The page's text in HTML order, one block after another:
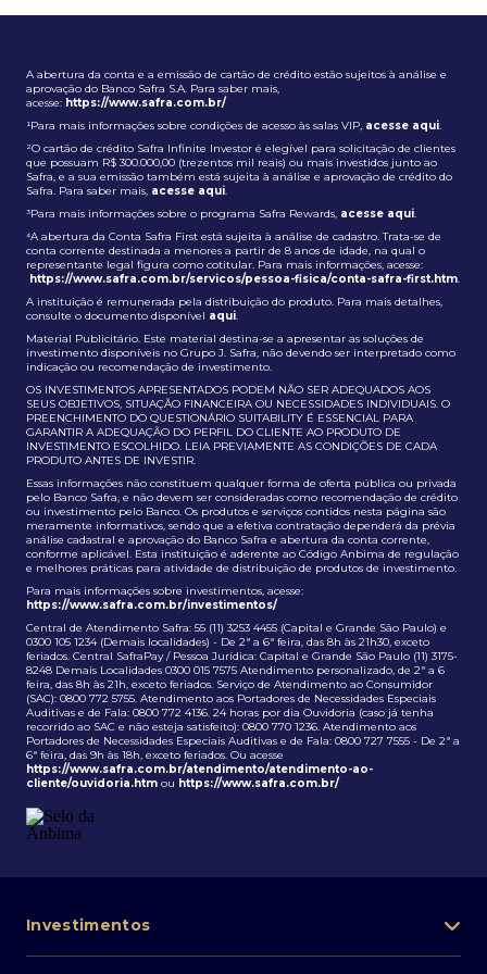
A abertura da conta e a emissão de cartão de crédito estão sujeitos à análise e
aprovação do Banco Safra S.A. Para saber mais,
acesse: https://www.safra.com.br/
¹Para mais informações sobre condições de acesso às salas VIP, acesse aqui.
²O cartão de crédito Safra Infinite Investor é elegível para solicitação de clientes
que possuam R$ 300.000,00 (trezentos mil reais) ou mais investidos junto ao
Safra, e a sua emissão também está sujeita à análise e aprovação de crédito do
Safra. Para saber mais, acesse aqui.
³Para mais informações sobre o programa Safra Rewards, acesse aqui.
⁴A abertura da Conta Safra First está sujeita à análise de cadastro. Trata-se de
conta corrente destinada a menores a partir de 8 anos de idade, na qual o
representante legal figura como cotitular. Para mais informações, acesse:
https://www.safra.com.br/servicos/pessoa-fisica/conta-safra-first.htm.
A instituição é remunerada pela distribuição do produto. Para mais detalhes,
consulte o documento disponível aqui.
Material Publicitário. Este material destina-se a apresentar as soluções de
investimento disponíveis no Grupo J. Safra, não devendo ser interpretado como
indicação ou recomendação de investimento.
OS INVESTIMENTOS APRESENTADOS PODEM NÃO SER ADEQUADOS AOS
SEUS OBJETIVOS, SITUAÇÃO FINANCEIRA OU NECESSIDADES INDIVIDUAIS. O
PREENCHIMENTO DO QUESTIONÁRIO SUITABILITY É ESSENCIAL PARA
GARANTIR A ADEQUAÇÃO DO PERFIL DO CLIENTE AO PRODUTO DE
INVESTIMENTO ESCOLHIDO. LEIA PREVIAMENTE AS CONDIÇÕES DE CADA
PRODUTO ANTES DE INVESTIR.
Essas informações não constituem qualquer forma de oferta pública ou privada
pelo Banco Safra, e não devem ser consideradas como recomendação de crédito
ou investimento pelo Banco. Os produtos e serviços contidos nesta página são
meramente informativos, sendo que a efetiva contratação dependerá da prévia
análise cadastral e aprovação do Banco Safra e abertura da conta corrente,
conforme aplicável. Esta instituição é aderente ao Código Anbima de regulação
e melhores práticas para atividade de distribuição de produtos de investimento.
Para mais informações sobre investimentos, acesse:
https://www.safra.com.br/investimentos/
Central de Atendimento Safra: 55 (11) 3253 4455 (Capital e Grande São Paulo) e
0300 105 1234 (Demais localidades) - De 2ª a 6ª feira, das 8h às 21h30, exceto
feriados. Central SafraPay / Pessoa Jurídica: Capital e Grande São Paulo (11) 3175-
8248 Demais Localidades 0300 015 7575 Atendimento personalizado, de 2ª a 6
feira, das 8h às 21h, exceto feriados. Serviço de Atendimento ao Consumidor
(SAC): 0800 772 5755. Atendimento aos Portadores de Necessidades Especiais
Auditivas e de Fala: 0800 772 4136. 24 horas por dia Ouvidoria (caso já tenha
recorrido ao SAC e não esteja satisfeito): 0800 770 1236. Atendimento aos
Portadores de Necessidades Especiais Auditivas e de Fala: 0800 727 7555 - De 2ª a
6ª feira, das 9h às 18h, exceto feriados. Ou acesse
https://www.safra.com.br/atendimento/atendimento-ao-
cliente/ouvidoria.htm ou https://www.safra.com.br/
Investimentos